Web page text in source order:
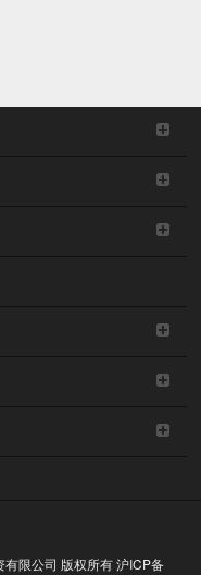
限公司 版权所有沪ICP备